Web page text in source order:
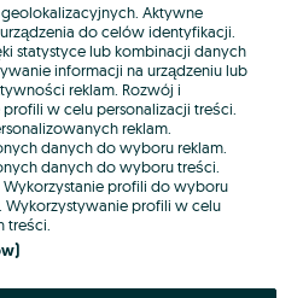
Aktywne
do celów identyfikacji.
statystyce lub kombinacji danych
informacji na urządzeniu lub
reklam. Rozwój i
profili w celu personalizacji treści.
reklam.
danych do wyboru reklam.
danych do wyboru treści.
profili do wyboru
Wykorzystywanie profili w celu
treści.